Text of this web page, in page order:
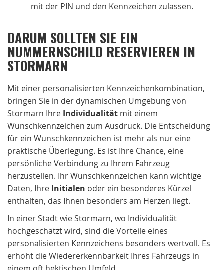
mit der PIN und den Kennzeichen zulassen.
DARUM SOLLTEN SIE EIN
NUMMERNSCHILD RESERVIEREN IN
STORMARN
Mit einer personalisierten Kennzeichenkombination,
bringen Sie in der dynamischen Umgebung von
Stormarn Ihre Individualität mit einem
Wunschkennzeichen zum Ausdruck. Die Entscheidung
für ein Wunschkennzeichen ist mehr als nur eine
praktische Überlegung. Es ist Ihre Chance, eine
persönliche Verbindung zu Ihrem Fahrzeug
herzustellen. Ihr Wunschkennzeichen kann wichtige
Daten, Ihre Initialen oder ein besonderes Kürzel
enthalten, das Ihnen besonders am Herzen liegt.
In einer Stadt wie Stormarn, wo Individualität
hochgeschätzt wird, sind die Vorteile eines
personalisierten Kennzeichens besonders wertvoll. Es
erhöht die Wiedererkennbarkeit Ihres Fahrzeugs in